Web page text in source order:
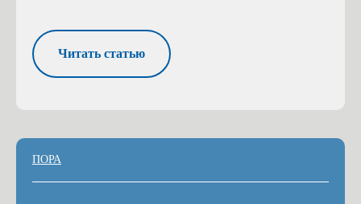
Читать статью
ПОРА